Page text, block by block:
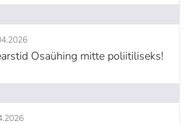
Osaühing mitte poliitiliseks!